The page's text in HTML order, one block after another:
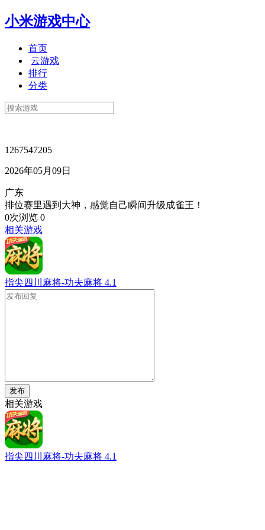
小米游戏中心
首页
云游戏
排行
分类
1267547205
2026年05月09日
广东
排位赛里遇到大神，感觉自己瞬间升级成雀王！
0次浏览 0
相关游戏
指尖四川麻将-功夫麻将 4.1
发布
相关游戏
指尖四川麻将-功夫麻将 4.1